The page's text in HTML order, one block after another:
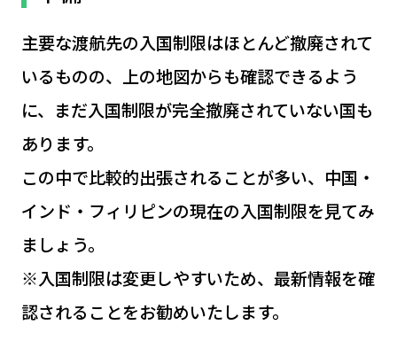
主要な渡航先の入国制限はほとんど撤廃されて
いるものの、上の地図からも確認できるよう
に、まだ入国制限が完全撤廃されていない国も
あります。
この中で比較的出張されることが多い、中国・
インド・フィリピンの現在の入国制限を見てみ
ましょう。
※入国制限は変更しやすいため、最新情報を確
認されることをお勧めいたします。